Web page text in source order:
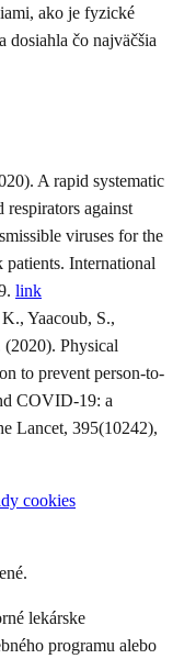
ako je fyzické
dosiahla čo najväčšia
A rapid systematic
against
viruses for the
International
link
Yaacoub, S.,
Physical
to prevent person-to-
COVID-19: a
Lancet, 395(10242),
cookies
lekárske
programu alebo